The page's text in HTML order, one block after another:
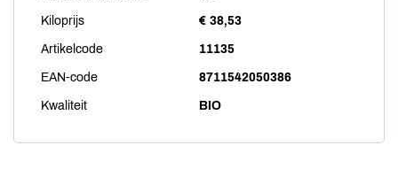
Kiloprijs € 38,53
Artikelcode 11135
EAN-code 8711542050386
Kwaliteit BIO